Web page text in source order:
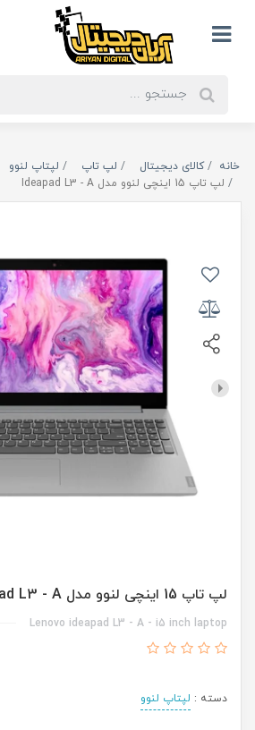
خانه کالای دیجیتال لپ تاپ
لپتاپ لنوو
لپ تاپ 15 اینچی لنوو مدل Ideapad L3 - A
لپ تاپ 15 اینچی لنوو مدل Ideapad L3 - A
Lenovo ideapad L3 - A - i5 inch laptop
دسته : لپتاپ لنوو